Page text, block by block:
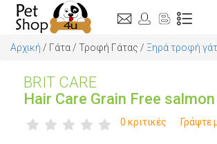
Αρχική / Γάτα / Τροφή Γάτας / Ξηρά τροφή
BRIT CARE
Hair Care Grain Free
0 κριτικές Γράψτε